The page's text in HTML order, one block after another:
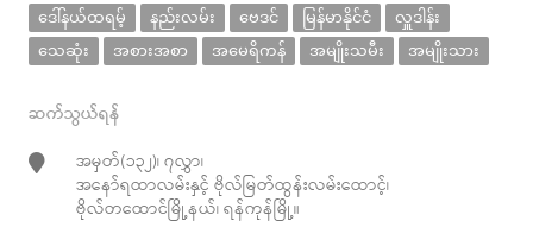
ဒေါ်နယ်ထရမ့်
နည်းလမ်း ဗေဒင် မြန်မာနိုင်ငံ
လှူဒါန်း
သေဆုံး
အစားအစာ အမေရိကန် အမျိုးသမီး အမျိုးသား
ဆက်သွယ်ရန်
အမှတ်(၁၃၂)၊ ၇လွှာ၊
အနော်ရထာလမ်းနှင့် ဗိုလ်မြတ်ထွန်းလမ်းထောင့်၊
ဗိုလ်တထောင်မြို့နယ်၊ ရန်ကုန်မြို့။